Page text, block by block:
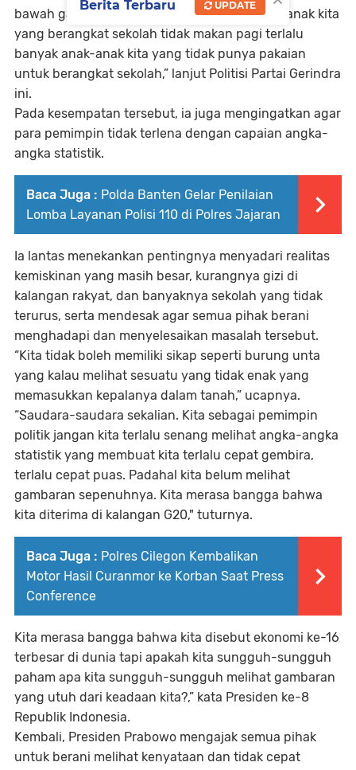
bawah garis kemiskinan, terlalu banyak anak-anak kita
yang berangkat sekolah tidak makan pagi terlalu
banyak anak-anak kita yang tidak punya pakaian
untuk berangkat sekolah,” lanjut Politisi Partai Gerindra
ini.
Pada kesempatan tersebut, ia juga mengingatkan agar
para pemimpin tidak terlena dengan capaian angka-
angka statistik.
Baca Juga : Polda Banten Gelar Penilaian
Lomba Layanan Polisi 110 di Polres Jajaran
Ia lantas menekankan pentingnya menyadari realitas
kemiskinan yang masih besar, kurangnya gizi di
kalangan rakyat, dan banyaknya sekolah yang tidak
terurus, serta mendesak agar semua pihak berani
menghadapi dan menyelesaikan masalah tersebut.
“Kita tidak boleh memiliki sikap seperti burung unta
yang kalau melihat sesuatu yang tidak enak yang
memasukkan kepalanya dalam tanah,” ucapnya.
“Saudara-saudara sekalian. Kita sebagai pemimpin
politik jangan kita terlalu senang melihat angka-angka
statistik yang membuat kita terlalu cepat gembira,
terlalu cepat puas. Padahal kita belum melihat
gambaran sepenuhnya. Kita merasa bangga bahwa
kita diterima di kalangan G20," tuturnya.
Baca Juga : Polres Cilegon Kembalikan
Motor Hasil Curanmor ke Korban Saat Press
Conference
Kita merasa bangga bahwa kita disebut ekonomi ke-16
terbesar di dunia tapi apakah kita sungguh-sungguh
paham apa kita sungguh-sungguh melihat gambaran
yang utuh dari keadaan kita?,” kata Presiden ke-8
Republik Indonesia.
Kembali, Presiden Prabowo mengajak semua pihak
untuk berani melihat kenyataan dan tidak cepat
Berita Terbaru UPDATE